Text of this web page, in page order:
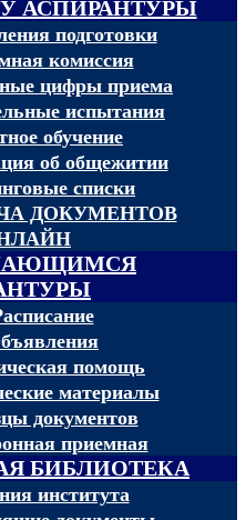
АСПИРАНТУРЫ
подготовки
комиссия
цифры приема
испытания
обучение
об общежитии
списки
ДОКУМЕНТОВ
помощь
материалы
документов
приемная
БИБЛИОТЕКА
института